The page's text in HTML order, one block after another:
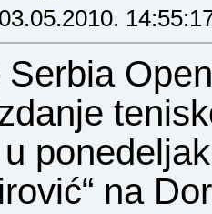
03.05.2010.
Serbia Open
na